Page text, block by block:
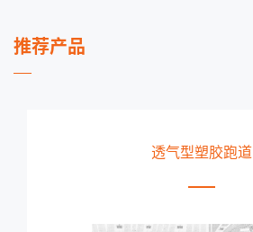
推荐产品
透气型塑胶跑道